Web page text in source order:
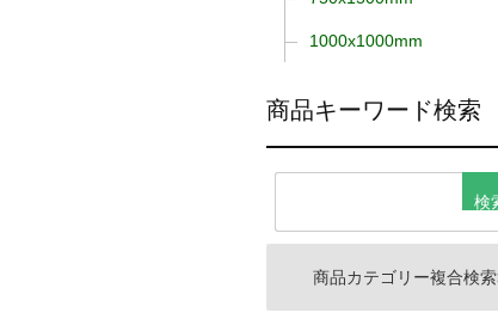
1000x1000mm
商品キーワード検索
商品カテゴリー複合検